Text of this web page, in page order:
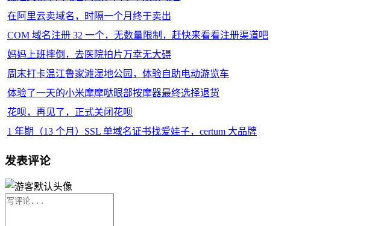
在阿里云卖域名，时隔一个月终于卖出
COM 域名注册 32 一个，无数量限制，赶快来看看注册渠道吧
妈妈上班摔倒，去医院拍片万幸无大碍
周末打卡温江鲁家滩湿地公园，体验自助电动游览车
体验了一天的小米摩摩哒眼部按摩器最终选择退货
花呗，再见了，正式关闭花呗
1 年期（13 个月）SSL 单域名证书找爱娃子，certum 大品牌
发表评论